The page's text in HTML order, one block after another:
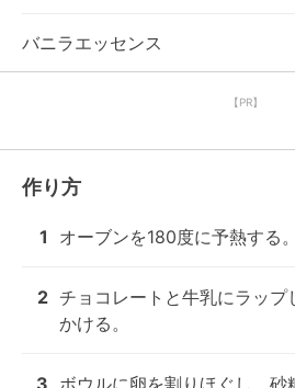
バニラエッセンス
【PR】
作り方
1 オーブンを180度に予熱する。
2 チョコレートと牛乳にラッ
かける。
3 ボウルに卵を割りほぐし、砂